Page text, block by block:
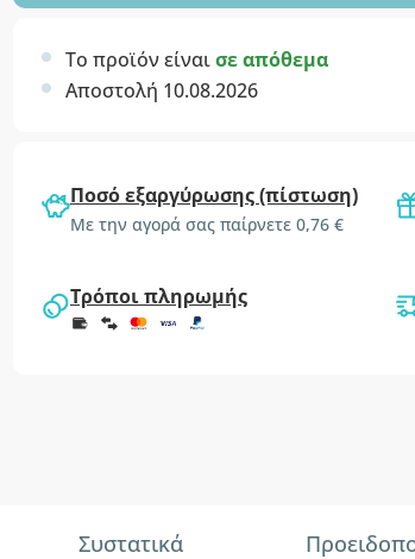
Το προϊόν είναισε απόθεμα
Αποστολή 10.08.2026
Ποσό εξαργύρωσης (πίστωση)
Με την αγορά σας παίρνετε 0,76 €
Τρόποι πληρωμής
Συστατικά